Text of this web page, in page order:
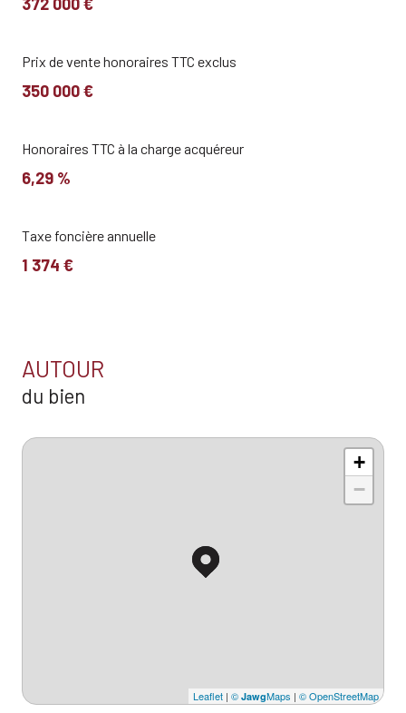
Prix de vente honoraires TTC exclus
350 000 €
Honoraires TTC à la charge acquéreur
6,29 %
Taxe foncière annuelle
1 374 €
AUTOUR
du bien
+
−
Leaflet | © JawgMaps | © OpenStreetMap